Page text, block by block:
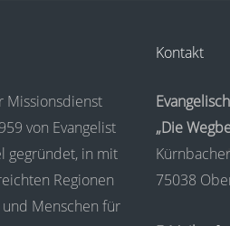
Missionsdienst
von Evangelist
gegründet, in mit
Regionen
Menschen für
Kontakt
„Die
75038